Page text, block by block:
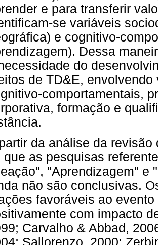
e para transferir
se variáveis
e cognitivo-
Dessa
do
de TD&E,
comportamentais,
formação e
da análise da
que as pesquisas
"Aprendizagem" e
não são conclusivas.
favoráveis ao
com impacto
Carvalho & Abbad,